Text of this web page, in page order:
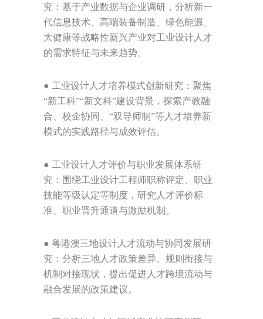
究：基于产业数据与企业调研，分析新一
代信息技术、高端装备制造、绿色能源、
大健康等战略性新兴产业对工业设计人才
的需求特征与未来趋势。
● 工业设计人才培养模式创新研究：聚焦
“新工科”“新文科”建设背景，探索产教融
合、校企协同、“双导师制”等人才培养新
模式的实践路径与成效评估。
● 工业设计人才评价与职业发展体系研
究：围绕工业设计工程师职称评定、职业
技能等级认定等制度，研究人才评价标
准、职业晋升通道与激励机制。
● 粤港澳三地设计人才流动与协同发展研
究：分析三地人才政策差异、规则衔接与
机制对接现状，提出促进人才跨境流动与
融合发展的政策建议。